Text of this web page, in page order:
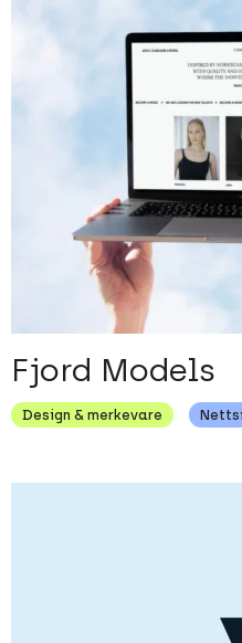
Fjord Models
Design & merkevare